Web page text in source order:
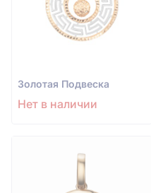
Золотая Подвеска
Нет в наличии